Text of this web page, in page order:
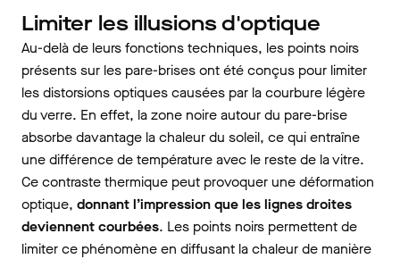
Limiter les illusions d'optique
Au-delà de leurs fonctions techniques, les points noirs
présents sur les pare-brises ont été conçus pour limiter
les distorsions optiques causées par la courbure légère
du verre. En effet, la zone noire autour du pare-brise
absorbe davantage la chaleur du soleil, ce qui entraîne
une différence de température avec le reste de la vitre.
Ce contraste thermique peut provoquer une déformation
optique, donnant l’impression que les lignes droites
deviennent courbées. Les points noirs permettent de
limiter ce phénomène en diffusant la chaleur de manière